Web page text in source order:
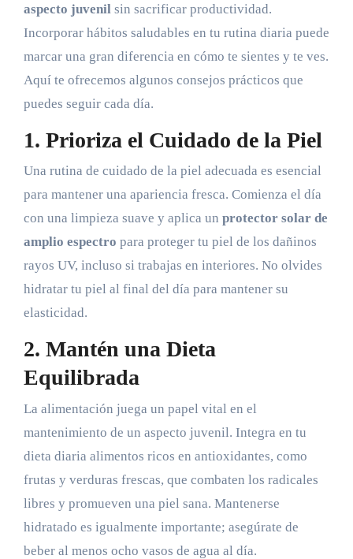
aspecto juvenilsin sacrificar productividad.
Incorporar hábitos saludables en tu rutina diaria puede
marcar una gran diferencia en cómo te sientes y te ves.
Aquí te ofrecemos algunos consejos prácticos que
puedes seguir cada día.
1. Prioriza el Cuidado de la Piel
Una rutina de cuidado de la piel adecuada es esencial
para mantener una apariencia fresca. Comienza el día
con una limpieza suave y aplica un protector solar de
amplio espectro para proteger tu piel de los dañinos
rayos UV, incluso si trabajas en interiores. No olvides
hidratar tu piel al final del día para mantener su
elasticidad.
2. Mantén una Dieta
Equilibrada
La alimentación juega un papel vital en el
mantenimiento de un aspecto juvenil. Integra en tu
dieta diaria alimentos ricos en antioxidantes, como
frutas y verduras frescas, que combaten los radicales
libres y promueven una piel sana. Mantenerse
hidratado es igualmente importante; asegúrate de
beber al menos ocho vasos de agua al día.